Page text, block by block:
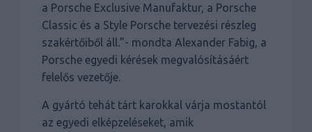
a Porsche Exclusive Manufaktur, a Porsche
Classic és a Style Porsche tervezési részleg
szakértőiből áll.”- mondta Alexander Fabig, a
Porsche egyedi kérések megvalósításáért
felelős vezetője.
A gyártó tehát tárt karokkal várja mostantól
az egyedi elképzeléseket, amik